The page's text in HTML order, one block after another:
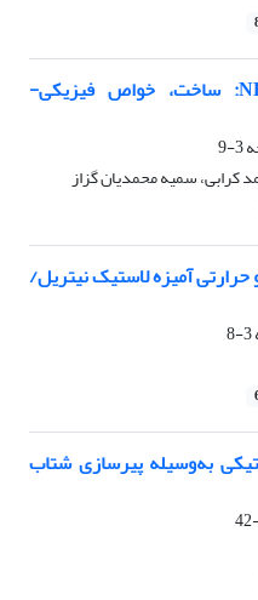
نانوکامپوزیت‌های آلیاژ NBR/PVC: ساخت، خواص فیزیکی-
3-9
سمیه محمدیان گزاز
آمیزه‌ لاستیک نیتریل/
3-8
به‌وسیله پیرسازی شتاب